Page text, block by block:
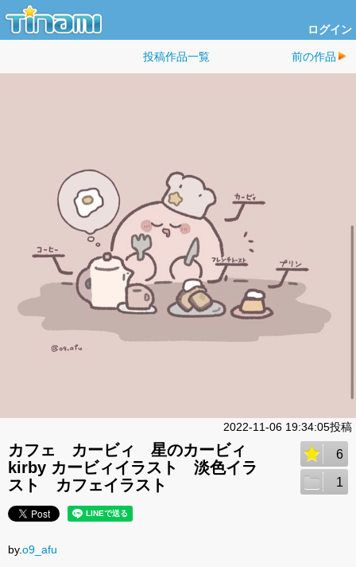
ログイン
投稿作品一覧 前の作品
2022-11-06 19:34:05投稿
カフェ カービィ 星のカービィ
kirby カービィイラスト 淡色イラ
スト カフェイラスト
6
1
by.o9_afu